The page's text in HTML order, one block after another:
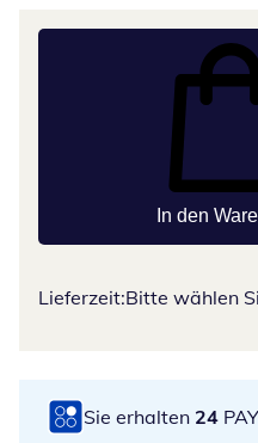
In den
Lieferzeit:Bitte wählen
Sie erhalten 24